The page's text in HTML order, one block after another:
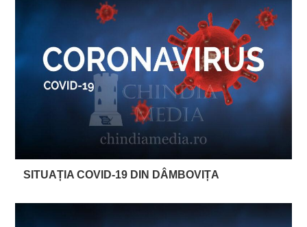
SITUAȚIA COVID-19 DIN DÂMBOVIȚA